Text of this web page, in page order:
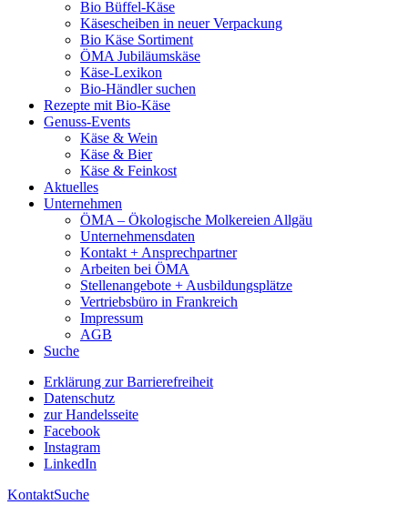
Bio Büffel-Käse
Käsescheiben in neuer Verpackung
Bio Käse Sortiment
ÖMA Jubiläumskäse
Käse-Lexikon
Bio-Händler suchen
Rezepte mit Bio-Käse
Genuss-Events
Käse & Wein
Käse & Bier
Käse & Feinkost
Aktuelles
Unternehmen
ÖMA – Ökologische Molkereien Allgäu
Unternehmensdaten
Kontakt + Ansprechpartner
Arbeiten bei ÖMA
Stellenangebote + Ausbildungsplätze
Vertriebsbüro in Frankreich
Impressum
AGB
Suche
Erklärung zur Barrierefreiheit
Datenschutz
zur Handelsseite
Facebook
Instagram
LinkedIn
KontaktSuche